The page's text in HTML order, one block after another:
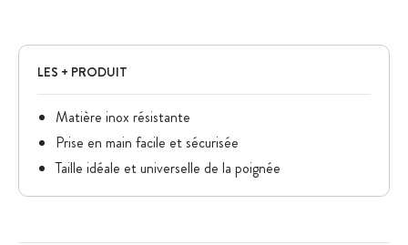
LES + PRODUIT
Matière inox résistante
Prise en main facile et sécurisée
Taille idéale et universelle de la poignée